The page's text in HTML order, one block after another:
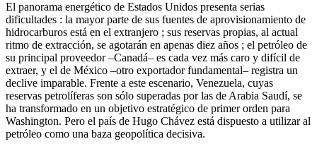
El panorama energético de Estados Unidos presenta serias
dificultades : la mayor parte de sus fuentes de aprovisionamiento de
hidrocarburos está en el extranjero ; sus reservas propias, al actual
ritmo de extracción, se agotarán en apenas diez años ; el petróleo de
su principal proveedor –Canadá– es cada vez más caro y difícil de
extraer, y el de México –otro exportador fundamental– registra un
declive imparable. Frente a este escenario, Venezuela, cuyas
reservas petrolíferas son sólo superadas por las de Arabia Saudí, se
ha transformado en un objetivo estratégico de primer orden para
Washington. Pero el país de Hugo Chávez está dispuesto a utilizar al
petróleo como una baza geopolítica decisiva.